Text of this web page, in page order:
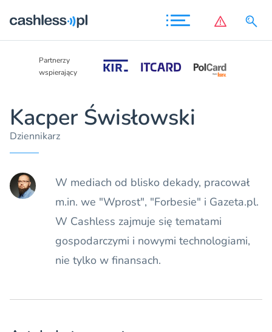
Partnerzy
wspierający
Kacper Świsłowski
Dziennikarz
W mediach od blisko dekady, pracował
m.in. we "Wprost", "Forbesie" i Gazeta.pl.
W Cashless zajmuje się tematami
gospodarczymi i nowymi technologiami,
nie tylko w finansach.